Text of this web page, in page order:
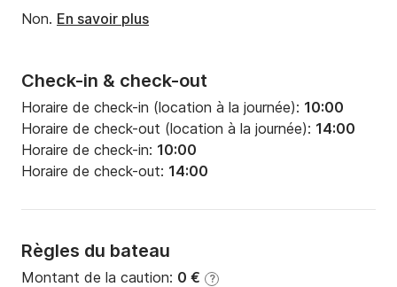
Check-in & check-out
Horaire de check-in (location à la journée): 10:00
Horaire de check-out (location à la journée): 14:00
Horaire de check-in: 10:00
Horaire de check-out: 14:00
Règles du bateau
Montant de la caution: 0 € ?
Non. En savoir plus